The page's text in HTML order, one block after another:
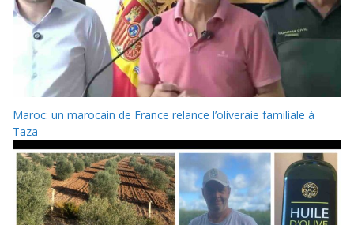
Maroc: un marocain de France relance l’oliveraie familiale à
Taza